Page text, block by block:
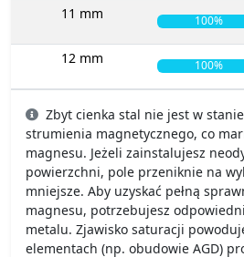
11 mm 100%
12 mm 100%
Zbyt cienka stal nie jest w
strumienia magnetycznego, co
magnesu. Jeżeli zainstalujesz
powierzchni, pole przeniknie na
mniejsze. Aby uzyskać pełną
magnesu, potrzebujesz
metalu. Zjawisko saturacji
elementach (np. obudowie AGD)